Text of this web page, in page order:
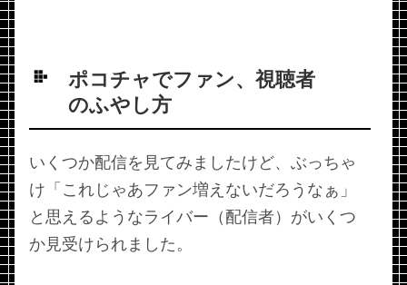
ポコチャでファン、視聴者
のふやし方
いくつか配信を見てみましたけど、ぶっちゃ
け「これじゃあファン増えないだろうなぁ」
と思えるようなライバー（配信者）がいくつ
か見受けられました。